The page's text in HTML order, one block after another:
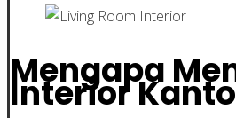
Mengapa
Interior